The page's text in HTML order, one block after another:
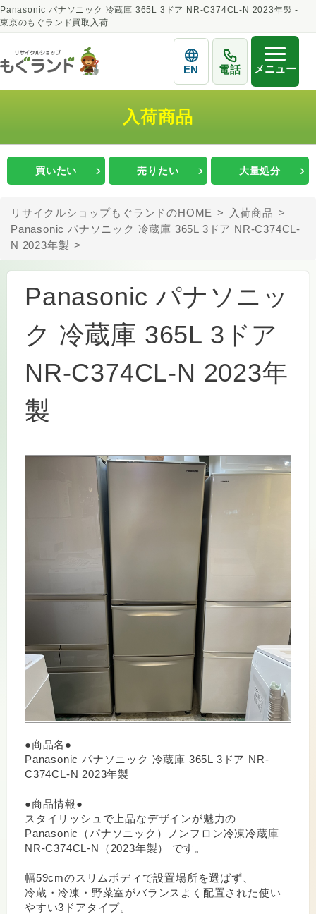
Panasonic パナソニック 冷蔵庫 365L 3ドア NR-C374CL-N 2023年製 -
東京のもぐランド買取入荷
EN 電話 メニュー
入荷商品
買いたい 売りたい 大量処分
リサイクルショップもぐランドのHOME
入荷商品
Panasonic パナソニック 冷蔵庫 365L 3ドア NR-C374CL-
N 2023年製
Panasonic パナソニッ
ク 冷蔵庫 365L 3ドア
NR-C374CL-N 2023年
製
●商品名●
Panasonic パナソニック 冷蔵庫 365L 3ドア NR-
C374CL-N 2023年製
●商品情報●
スタイリッシュで上品なデザインが魅力の
Panasonic（パナソニック）ノンフロン冷凍冷蔵庫
NR-C374CL-N（2023年製） です。
幅59cmのスリムボディで設置場所を選ばず、
冷蔵・冷凍・野菜室がバランスよく配置された使い
やすい3ドアタイプ。